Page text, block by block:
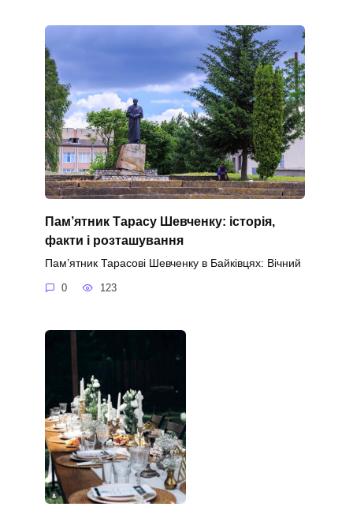
Пам’ятник Тарасу Шевченку: історія,
факти і розташування
Пам’ятник Тарасові Шевченку в Байківцях: Вічний
0 123